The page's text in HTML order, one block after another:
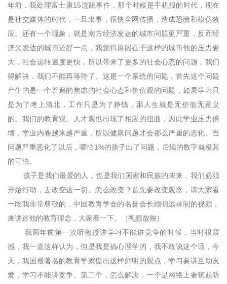
年前，我处理富士康15连跳事件，那个时候是手机报的时代，现在
是社交媒体的时代，一旦出事，很快全网传播，造成恐慌和模仿效
应。还有一个现象，就是南方经济发达的城市问题更严重，反而经
济欠发达的城市还好一点，我觉得原因在于这样的城市他的压力更
大，社会运转速度更快，所以带来了更多的社会心态的问题，我们
得解决，我们不能再等待了。这是一个系统的问题，首先这个问题
产生的是一个普遍的焦虑的社会心态和价值观的问题，如果学习只
是为了考上清北，工作只是为了挣钱，那人生就是无价值无意义
的。我们的教育观、人才观也出现了相应的扭曲，因此学业压力倍
增，学业内卷越来越严重，所以健康问题才会那么严重的恶化。当
问题严重恶化了以后，哪怕1%的孩子出了问题，后续的数字就极其
的可怕。
孩子是我们最爱的人，也是我们国家和民族的未来，我们必须
开始行动，去改变这一切。怎么改变？首先要改变观念，请大家看
一段我非常尊敬的，中国教育学会的名誉会长顾明远录制的视频，
来讲述他的教育理念，大家看一下。（视频放映）
我两年前第一次听教授讲学习不能讲竞争的时候，当时很震
撼，我一直这样认为，但是我是搞心理学的，我不敢说这个话，今
天，我国最著名的教育学家提出这样鲜明的观点，学习要讲互助友
爱，学习不能讲竞争。第二个，怎么解决，一个是网络上要筑起防